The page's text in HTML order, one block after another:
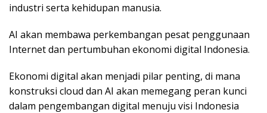
industri serta kehidupan manusia.
AI akan membawa perkembangan pesat penggunaan
Internet dan pertumbuhan ekonomi digital Indonesia.
Ekonomi digital akan menjadi pilar penting, di mana
konstruksi cloud dan AI akan memegang peran kunci
dalam pengembangan digital menuju visi Indonesia